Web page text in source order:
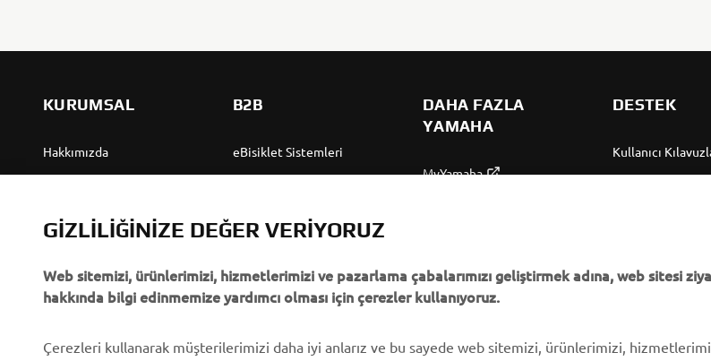
KURUMSAL
Hakkımızda
Olaylar
Broşürler
Yamaha Bayisi Olmak
B2B
eBisiklet Sistemleri
Sürücü kursları
Ortaklıklar
DAHA FAZLA
YAMAHA
MyYamaha
Yamaha Motor Global
Mobil Uygulamalar
DESTEK
Kullanıcı
Bilgilendirme
GIZLILIĞINIZE DEĞER VERIYORUZ
Web sitemizi, ürünlerimizi, hizmetlerimizi ve pazarlama çabalarımızı geliştirmek adına, web sitesi
hakkında bilgi edinmemize yardımcı olması için çerezler kullanıyoruz.
Çerezleri kullanarak müşterilerimizi daha iyi anlarız ve bu sayede web sitemizi, ürünlerimizi,